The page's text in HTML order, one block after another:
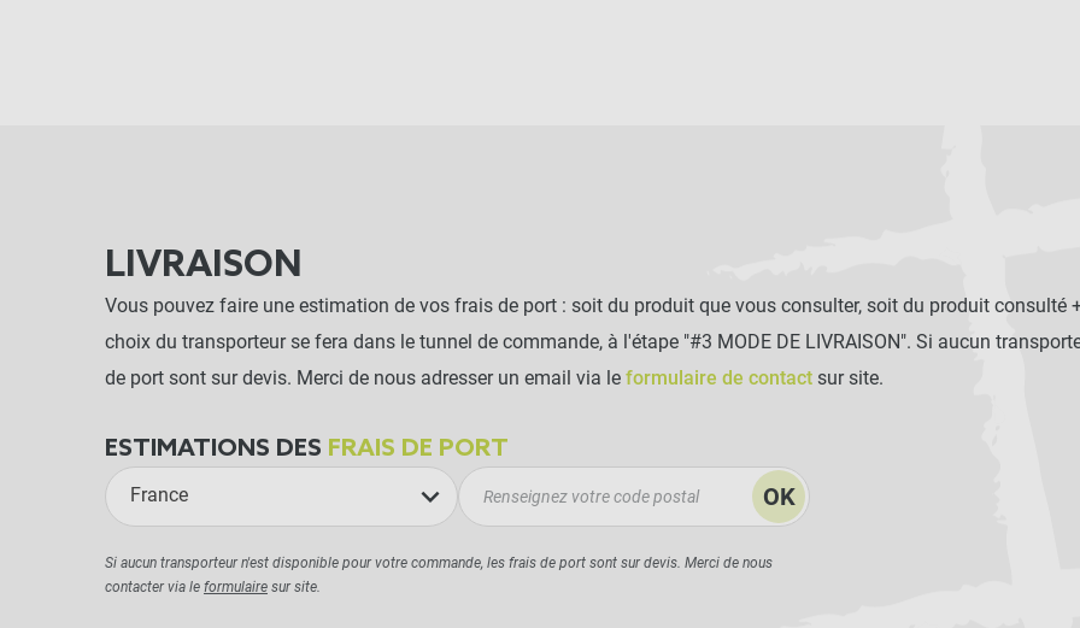
LIVRAISON
Vous pouvez faire une estimation de vos frais de port : soit du produit que vous consulter, soit du produit consulté
choix du transporteur se fera dans le tunnel de commande, à l'étape "#3 MODE DE LIVRAISON". Si aucun
de port sont sur devis. Merci de nous adresser un email via le formulaire de contact sur site.
ESTIMATIONS DES FRAIS DE PORT
France OK
Si aucun transporteur n'est disponible pour votre commande, les frais de port sont sur devis. Merci de nous
contacter via le formulaire sur site.